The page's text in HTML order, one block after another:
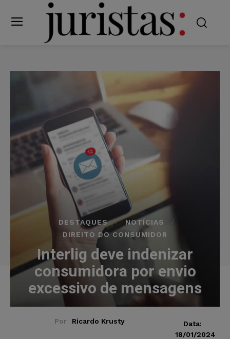
DESTAQUES
NOTÍCIAS
DIREITO DO CONSUMIDOR
Interlig deve indenizar
consumidora por envio
excessivo de mensagens
Por Ricardo Krusty
Data:
18/01/2024